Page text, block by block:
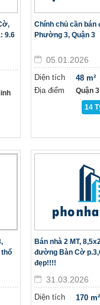
9.6
Chính chủ cần
Phường 3, Quận 3
05.01.2026
Diện tích
Địa điểm
48 m²
Quận
14
thổ
Bán nhà 2 MT,
đường Bàn Cờ
đẹp!!!!
31.03.2026
Diện tích
170 m²